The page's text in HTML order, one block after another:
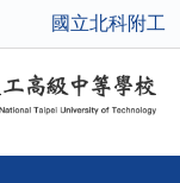
國立北科附工